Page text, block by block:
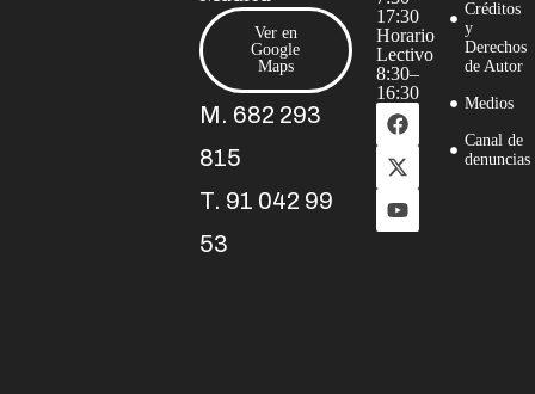
Ver en
Google
Maps
M. 682 293
815
T. 91 042 99
53
17:30
Horario
Lectivo
8:30–
16:30
Créditos
y
Derechos
de Autor
Medios
Canal de
denuncias